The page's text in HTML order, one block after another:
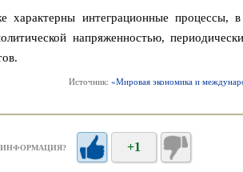
характерны интеграционные процессы,
напряженностью,
Источник: «Мировая экономика и
+1